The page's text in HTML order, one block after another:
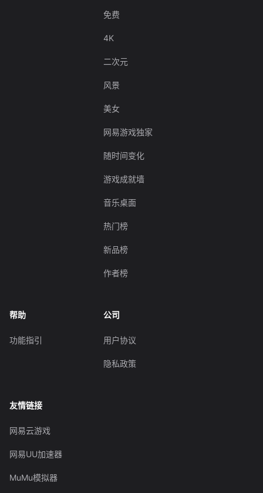
免费
4K
二次元
风景
美女
网易游戏独家
随时间变化
游戏成就墙
音乐桌面
热门榜
新品榜
作者榜
帮助
功能指引
公司
用户协议
隐私政策
友情链接
网易云游戏
网易UU加速器
MuMu模拟器